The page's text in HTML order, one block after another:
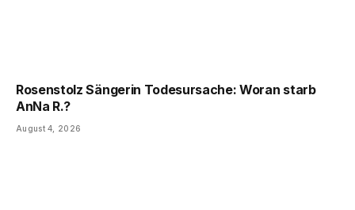
Rosenstolz Sängerin Todesursache: Woran starb
AnNa R.?
August 4, 2026